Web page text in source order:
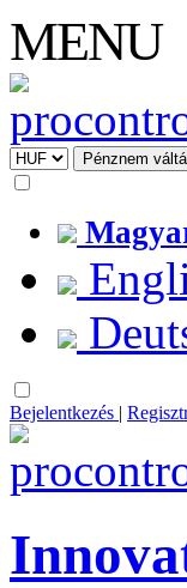
MENU
Bejelentkezés |